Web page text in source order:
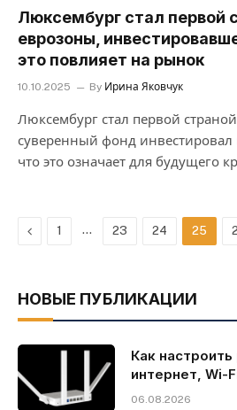
Люксембург стал первой
еврозоны,
это повлияет на рынок
10.10.2025 By Ирина Яковчук
Люксембург стал первой
суверенный фонд инвестировал
что это означает для будущего
Previous
1 … 23 24 25
НОВЫЕ ПУБЛИКАЦИИ
Как
интернет, Wi-
06.08.2026